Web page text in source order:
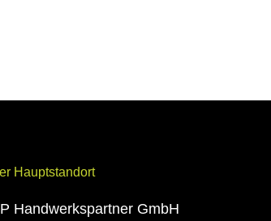
Hauptstandort
Handwerkspartner GmbH